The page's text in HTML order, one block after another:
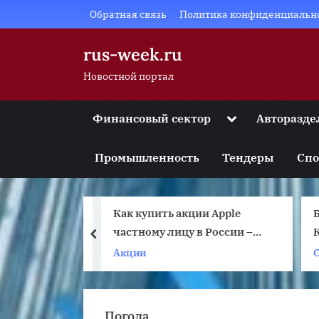
to
Обратная связь Политика
rus-week.ru
Новостной портал
Финансовый сектор Toggle
menu
Toggle
menu
menu
sub-
Промышленность Тендеры
Apple
России –
Базовая техника Киокушин
Карате
Спорт
prev